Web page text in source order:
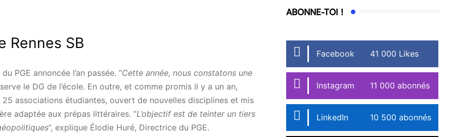
Rennes SB
PGE annoncée l’an passée. “Cette année, nous constatons une
le DG de l’école. En outre, et comme promis il y a un an,
associations étudiantes, ouvert de nouvelles disciplines et mis
adaptée aux prépas littéraires. “L’objectif est de teinter un tiers
”, explique Élodie Huré, Directrice du PGE.
ABONNE-TOI !
Facebook 41 000 Likes
Instagram 11 000 abonnés
LinkedIn 10 500 abonnés